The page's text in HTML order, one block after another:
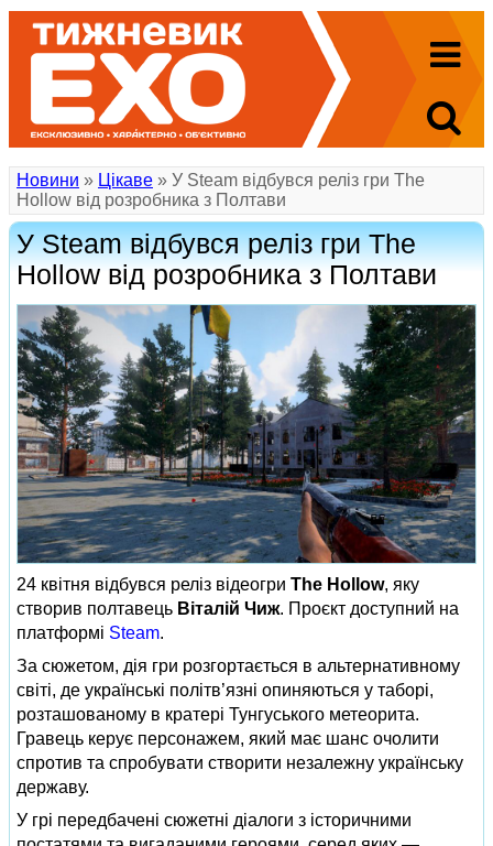
Новини » Цікаве » У Steam відбувся реліз гри The
Hollow від розробника з Полтави
У Steam відбувся реліз гри The
Hollow від розробника з Полтави
24 квітня відбувся реліз відеогри The Hollow, яку
створив полтавець Віталій Чиж. Проєкт доступний на
платформі Steam.
За сюжетом, дія гри розгортається в альтернативному
світі, де українські політв’язні опиняються у таборі,
розташованому в кратері Тунгуського метеорита.
Гравець керує персонажем, який має шанс очолити
спротив та спробувати створити незалежну українську
державу.
У грі передбачені сюжетні діалоги з історичними